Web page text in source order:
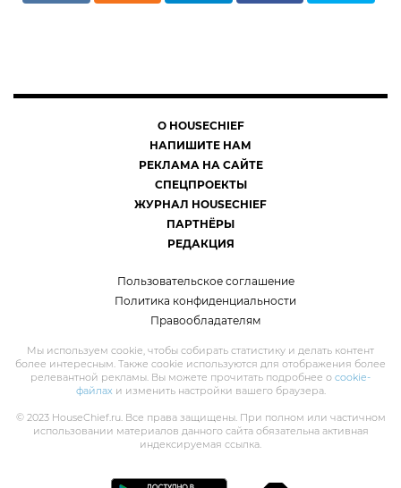
О HOUSECHIEF
НАПИШИТЕ НАМ
РЕКЛАМА НА САЙТЕ
СПЕЦПРОЕКТЫ
ЖУРНАЛ HOUSECHIEF
ПАРТНЁРЫ
РЕДАКЦИЯ
Пользовательское соглашение
Политика конфиденциальности
Правообладателям
Мы используем cookie, чтобы собирать статистику и делать контент
более интересным. Также cookie используются для отображения более
релевантной рекламы. Вы можете прочитать подробнее о cookie-
файлахи изменить настройки вашего браузера.
© 2023 HouseChief.ru. Все права защищены. При полном или частичном
использовании материалов данного сайта обязательна активная
индексируемая ссылка.